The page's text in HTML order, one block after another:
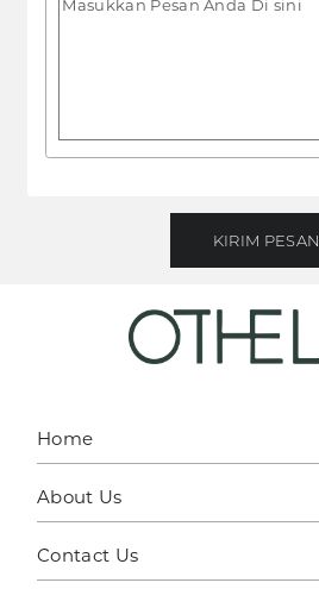
KIRIM PESAN
Home
About Us
Contact Us